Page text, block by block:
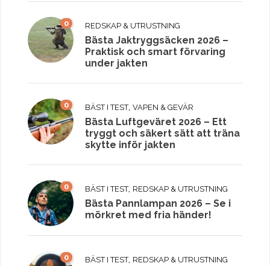
0 REDSKAP & UTRUSTNING
Bästa Jaktryggsäcken 2026 –
Praktisk och smart förvaring
under jakten
0 BÄST I TEST, VAPEN & GEVÄR
Bästa Luftgeväret 2026 – Ett
tryggt och säkert sätt att träna
skytte inför jakten
0 BÄST I TEST, REDSKAP & UTRUSTNING
Bästa Pannlampan 2026 – Se i
mörkret med fria händer!
0 BÄST I TEST, REDSKAP & UTRUSTNING